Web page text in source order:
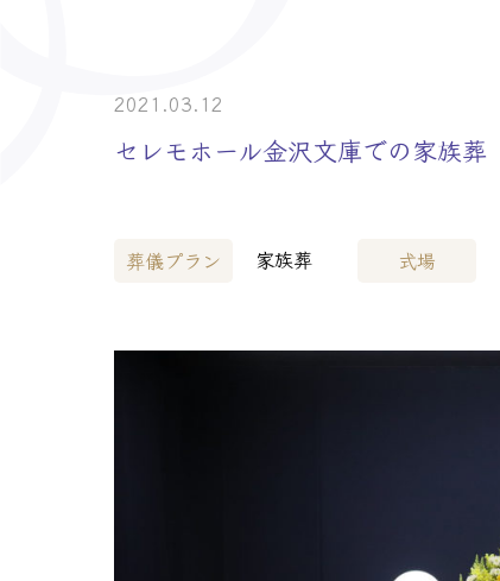
2021.03.12
セレモホール金沢文庫での家族葬
葬儀プラン 家族葬 式場